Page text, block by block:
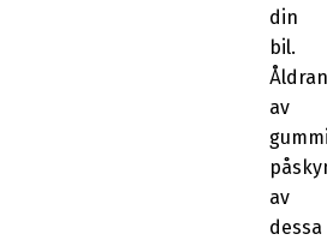
din
bil.
av
av
dessa